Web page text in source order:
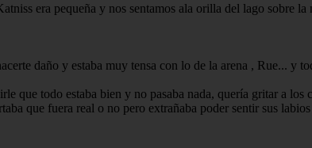
era pequeña y nos sentamos ala orilla del lago sobre
daño y estaba muy tensa con lo de la arena , Rue... y
que todo estaba bien y no pasaba nada, quería gritar a
que fuera real o no pero extrañaba poder sentir sus